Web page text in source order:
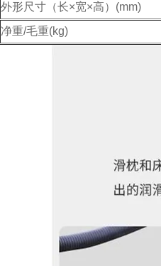
外形尺寸（长×宽×高）(mm)
净重/毛重(kg)